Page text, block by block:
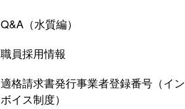
Q&A（水質編）
職員採用情報
適格請求書発行事業者登録番号（イン
ボイス制度）